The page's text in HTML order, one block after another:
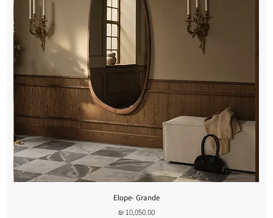
Elope- Grande
מחיר‏10,050.00 ‏₪